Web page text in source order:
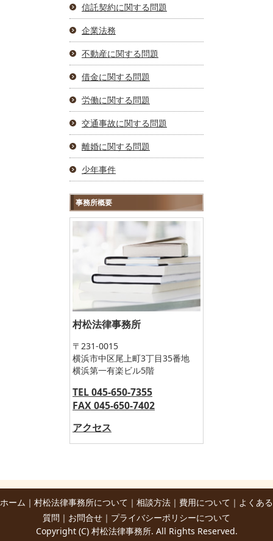
信託契約に関する問題
企業法務
不動産に関する問題
借金に関する問題
労働に関する問題
交通事故に関する問題
離婚に関する問題
少年事件
事務所概要
村松法律事務所
〒231-0015
横浜市中区尾上町3丁目35番地
横浜第一有楽ビル5階
TEL 045-650-7355
FAX 045-650-7402
アクセス
ホーム ｜ 村松法律事務所について ｜ 相談方法 ｜ 費用について ｜ よくある
質問 ｜ お問合せ ｜ プライバシーポリシーについて
Copyright (C) 村松法律事務所. All Rights Reserved.